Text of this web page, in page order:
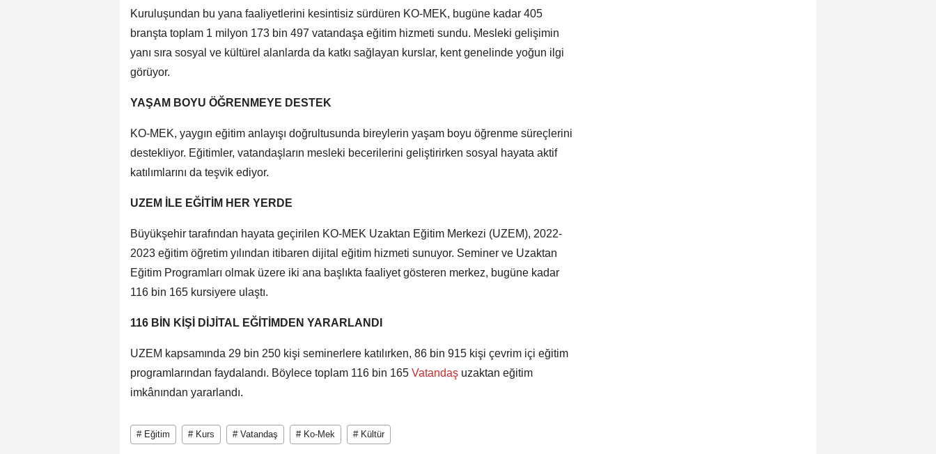
Kuruluşundan bu yana faaliyetlerini kesintisiz sürdüren KO-MEK, bugüne kadar 405
branşta toplam 1 milyon 173 bin 497 vatandaşa eğitim hizmeti sundu. Mesleki gelişimin
yanı sıra sosyal ve kültürel alanlarda da katkı sağlayan kurslar, kent genelinde yoğun ilgi
görüyor.
YAŞAM BOYU ÖĞRENMEYE DESTEK
KO-MEK, yaygın eğitim anlayışı doğrultusunda bireylerin yaşam boyu öğrenme süreçlerini
destekliyor. Eğitimler, vatandaşların mesleki becerilerini geliştirirken sosyal hayata aktif
katılımlarını da teşvik ediyor.
UZEM İLE EĞİTİM HER YERDE
Büyükşehir tarafından hayata geçirilen KO-MEK Uzaktan Eğitim Merkezi (UZEM), 2022-
2023 eğitim öğretim yılından itibaren dijital eğitim hizmeti sunuyor. Seminer ve Uzaktan
Eğitim Programları olmak üzere iki ana başlıkta faaliyet gösteren merkez, bugüne kadar
116 bin 165 kursiyere ulaştı.
116 BİN KİŞİ DİJİTAL EĞİTİMDEN YARARLANDI
UZEM kapsamında 29 bin 250 kişi seminerlere katılırken, 86 bin 915 kişi çevrim içi eğitim
programlarından faydalandı. Böylece toplam 116 bin 165 Vatandaş uzaktan eğitim
imkânından yararlandı.
# Eğitim # Kurs # Vatandaş # Ko-Mek # Kültür